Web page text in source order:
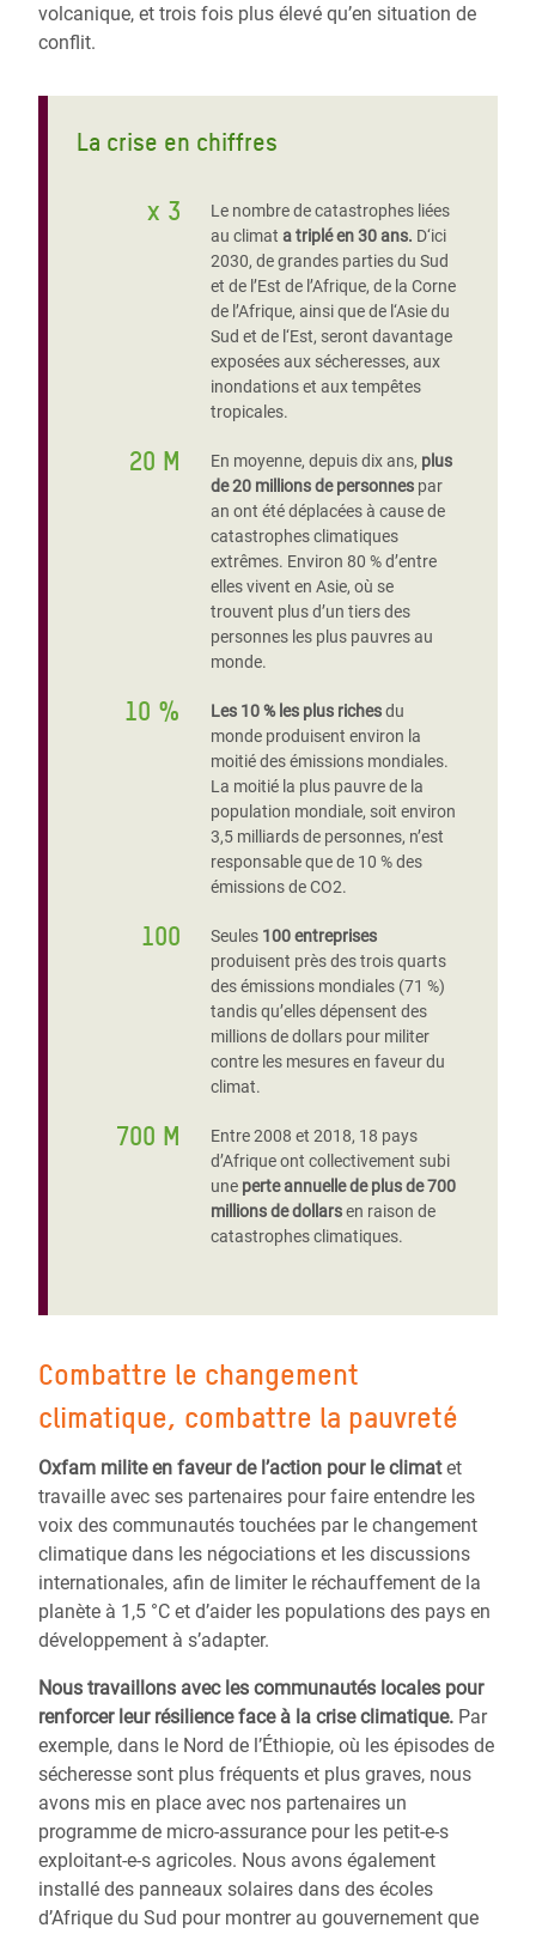
volcanique, et trois fois plus élevé qu’en situation de
conflit.
La crise en chiffres
x 3
Le nombre de catastrophes liées
au climat a triplé en 30 ans. D‘ici
2030, de grandes parties du Sud
et de l’Est de l’Afrique, de la Corne
de l’Afrique, ainsi que de l‘Asie du
Sud et de l‘Est, seront davantage
exposées aux sécheresses, aux
inondations et aux tempêtes
tropicales.
20 M En moyenne, depuis dix ans, plus
de 20 millions de personnespar
an ont été déplacées à cause de
catastrophes climatiques
extrêmes. Environ 80 % d’entre
elles vivent en Asie, où se
trouvent plus d’un tiers des
personnes les plus pauvres au
monde.
10 % Les 10 % les plus richesdu
monde produisent environ la
moitié des émissions mondiales.
La moitié la plus pauvre de la
population mondiale, soit environ
3,5 milliards de personnes, n’est
responsable que de 10 % des
émissions de CO2.
100 Seules 100 entreprises
produisent près des trois quarts
des émissions mondiales (71 %)
tandis qu’elles dépensent des
millions de dollars pour militer
contre les mesures en faveur du
climat.
700 M
Entre 2008 et 2018, 18 pays
d’Afrique ont collectivement subi
une perte annuelle de plus de 700
millions de dollarsen raison de
catastrophes climatiques.
Combattre le changement
climatique, combattre la pauvreté
Oxfam milite en faveur de l’action pour le climatet
travaille avec ses partenaires pour faire entendre les
voix des communautés touchées par le changement
climatique dans les négociations et les discussions
internationales, afin de limiter le réchauffement de la
planète à 1,5 °C et d’aider les populations des pays en
développement à s’adapter.
Nous travaillons avec les communautés locales pour
renforcer leur résilience face à la crise climatique. Par
exemple, dans le Nord de l’Éthiopie, où les épisodes de
sécheresse sont plus fréquents et plus graves, nous
avons mis en place avec nos partenaires un
programme de micro-assurance pour les petit-e-s
exploitant-e-s agricoles. Nous avons également
installé des panneaux solaires dans des écoles
d’Afrique du Sud pour montrer au gouvernement que